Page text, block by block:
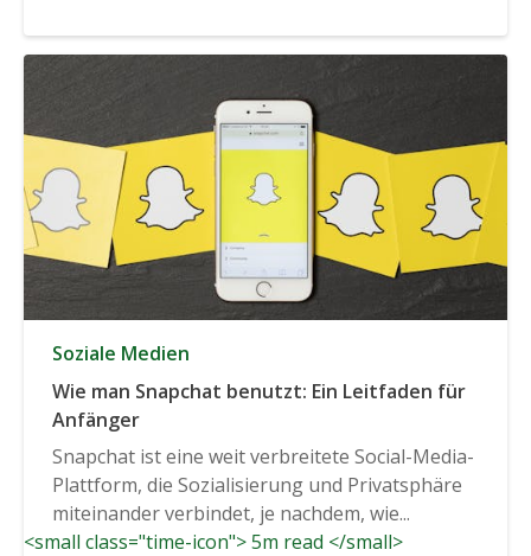
Soziale Medien
Wie man Snapchat benutzt: Ein Leitfaden für
Anfänger
Snapchat ist eine weit verbreitete Social-Media-
Plattform, die Sozialisierung und Privatsphäre
miteinander verbindet, je nachdem, wie...
<small class="time-icon"> 5m read </small>